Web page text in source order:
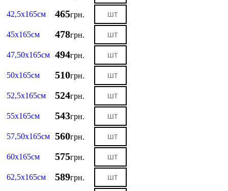
42,5х165см 465грн.
45х165см 478грн.
47,50х165см 494грн.
50х165см 510грн.
52,5х165см 524грн.
55х165см 543грн.
57,50х165см 560грн.
60х165см 575грн.
62,5х165см 589грн.